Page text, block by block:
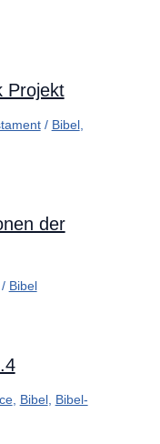
Projekt
/ Bibel,
der
Bibel
, Bibel, Bibel-